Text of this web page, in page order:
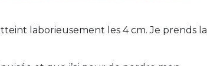
laborieusement les 4 cm. Je prends la